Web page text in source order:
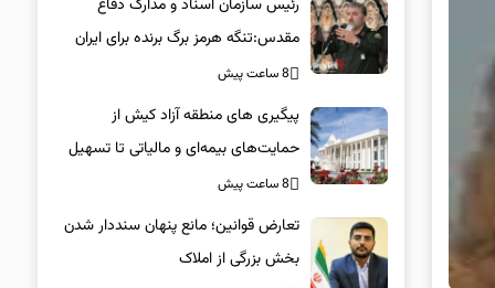
رئیس سازمان اسناد و مدارک دفاع
مقدس:تنگه هرمز برگ برنده برای ایران
است
8 ساعت پیش
پیگیری های منطقه آزاد کیش از
حمایت‌های بیمه‌ای و مالیاتی تا تسهیل
خروج کالا
8 ساعت پیش
تعارض قوانین؛ مانع پنهان سنددار شدن
بخش بزرگی از املاک